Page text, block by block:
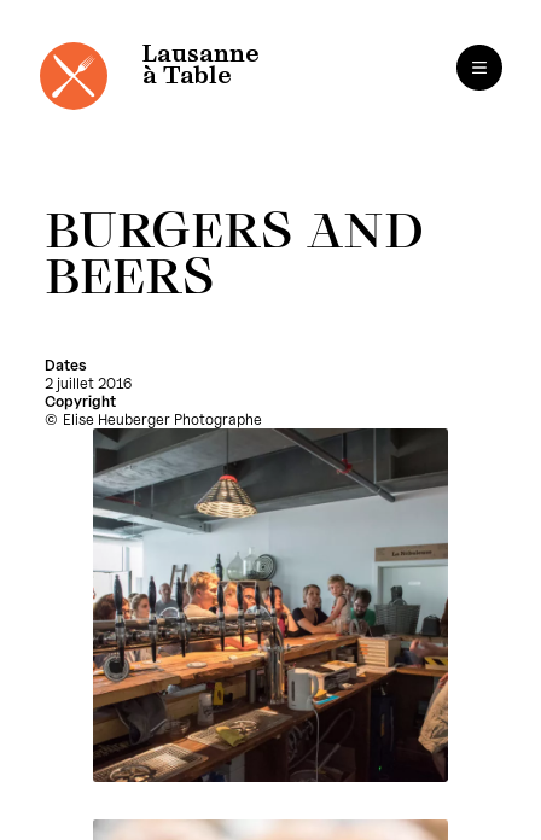
contenu
Lausanne
à Table
BURGERS AND
BEERS
Dates
2 juillet 2016
Copyright
Elise Heuberger Photographe